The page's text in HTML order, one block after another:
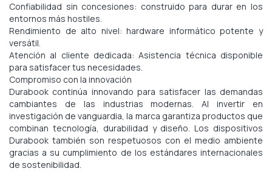
Confiabilidad sin concesiones: construido para durar en los
entornos más hostiles.
Rendimiento de alto nivel: hardware informático potente y
versátil.
Atención al cliente dedicada: Asistencia técnica disponible
para satisfacer tus necesidades.
Compromiso con la innovación
Durabook continúa innovando para satisfacer las demandas
cambiantes de las industrias modernas. Al invertir en
investigación de vanguardia, la marca garantiza productos que
combinan tecnología, durabilidad y diseño. Los dispositivos
Durabook también son respetuosos con el medio ambiente
gracias a su cumplimiento de los estándares internacionales
de sostenibilidad.